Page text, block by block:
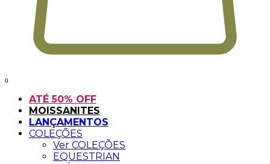
0
ATÉ 50% OFF
MOISSANITES
LANÇAMENTOS
COLEÇÕES
Ver COLEÇÕES
EQUESTRIAN